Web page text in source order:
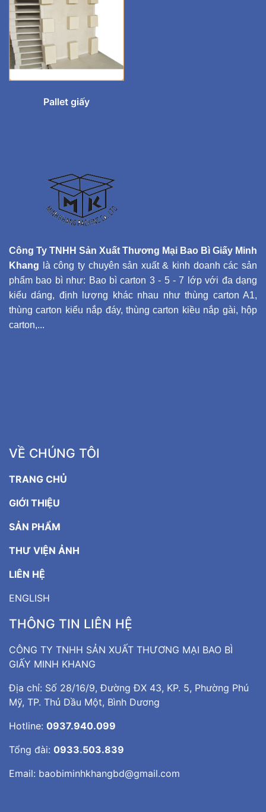
Pallet giấy
Công Ty TNHH Sản Xuất Thương Mại Bao Bì Giấy Minh
Khang là công ty chuyên sản xuất & kinh doanh các sản
phẩm bao bì như: Bao bì carton 3 - 5 - 7 lớp với đa dạng
kiểu dáng, định lượng khác nhau như thùng carton A1,
thùng carton kiểu nắp đáy, thùng carton kiều nắp gài, hộp
carton,...
VỀ CHÚNG TÔI
TRANG CHỦ
GIỚI THIỆU
SẢN PHẨM
THƯ VIỆN ẢNH
LIÊN HỆ
ENGLISH
THÔNG TIN LIÊN HỆ
CÔNG TY TNHH SẢN XUẤT THƯƠNG MẠI BAO BÌ
GIẤY MINH KHANG
Địa chỉ: Số 28/16/9, Đường ĐX 43, KP. 5, Phường Phú
Mỹ, TP. Thủ Dầu Một, Bình Dương
Hotline: 0937.940.099
Tổng đài: 0933.503.839
Email: baobiminhkhangbd@gmail.com